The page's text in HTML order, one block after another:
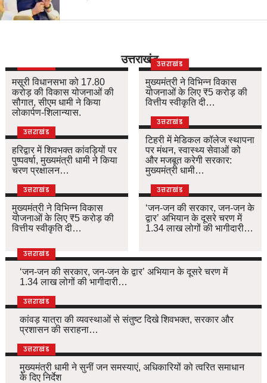
उत्तराखंड
मसूरी विधानसभा को 17.80
करोड़ की विकास योजनाओं की
सौगात, सीएम धामी ने किया
लोकार्पण-शिलान्यास.
उत्तराखंड
हरिद्वार में शिवभक्त कांवड़ियों पर
पुष्पवर्षा, मुख्यमंत्री धामी ने किया
चरण प्रक्षालन…
उत्तराखंड
मुख्यमंत्री ने विभिन्न विकास
योजनाओं के लिए ₹5 करोड़ की
वित्तीय स्वीकृति दी…
उत्तराखंड
मुख्यमंत्री ने विभिन्न विकास
योजनाओं के लिए ₹5 करोड़ की
वित्तीय स्वीकृति दी…
उत्तराखंड
टिहरी में मेडिकल कॉलेज स्थापना
पर मंथन, स्वास्थ्य सेवाओं को
और मजबूत करेगी सरकार:
मुख्यमंत्री धामी…
उत्तराखंड
‘जन-जन की सरकार, जन-जन के
द्वार’ अभियान के दूसरे चरण में
1.34 लाख लोगों की भागीदारी…
उत्तराखंड
‘जन-जन की सरकार, जन-जन के द्वार’ अभियान के दूसरे चरण में
1.34 लाख लोगों की भागीदारी…
उत्तराखंड
कांवड़ यात्रा की व्यवस्थाओं से संतुष्ट दिखे शिवभक्त, सरकार और
प्रशासन की सराहना…
उत्तराखंड
मुख्यमंत्री धामी ने सुनीं जन समस्याएं, अधिकारियों को त्वरित समाधान
के दिए निर्देश